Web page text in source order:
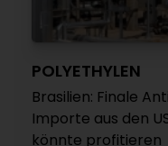
POLYETHYLEN
Brasilien: Finale
Importe aus den
könnte profitieren